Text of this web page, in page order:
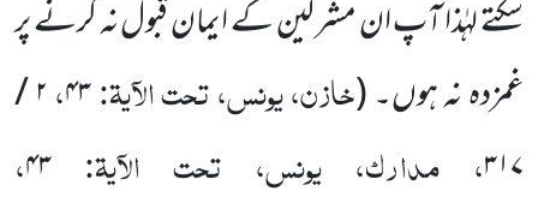
سکتے لہٰذا آپ ان مشرکین کے ایمان قبول نہ کرنے پر
غمزدہ نہ ہوں۔(خازن، یونس، تحت الآیۃ:۴۳، ۲ /
۳۱۷، مدارک، یونس، تحت الآیۃ: ۴۳،